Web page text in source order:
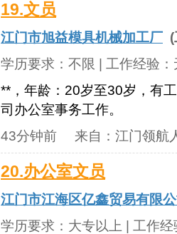
19.文员
江门市旭益模具机械加工厂
学历要求： 不限 | 工作经验：
**，年龄：20岁至30岁，有
司办公室事务工作。
43分钟前 来自： 江门领航
20.办公室文员
江门市江海区亿鑫贸易有限
学历要求： 大专以上 | 工作